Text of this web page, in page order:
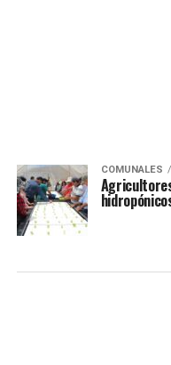
COMUNALES